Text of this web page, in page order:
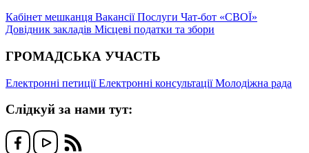
Кабінет мешканця ВакансіїПослуги Чат-бот «СВОЇ»
Довідник закладів Місцеві податки та збори
ГРОМАДСЬКА УЧАСТЬ
Електронні петиціїЕлектронні консультаціїМолодіжна рада
Слідкуй за нами тут: